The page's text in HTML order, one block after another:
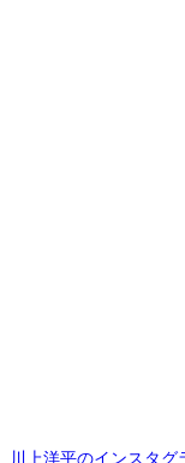
川上洋平のインスタグ